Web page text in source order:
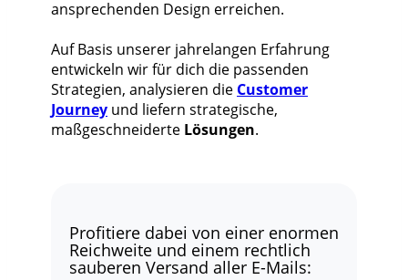
ansprechenden Design erreichen.
Auf Basis unserer jahrelangen Erfahrung
entwickeln wir für dich die passenden
Strategien, analysieren die Customer
Journey und liefern strategische,
maßgeschneiderte Lösungen.
Profitiere dabei von einer enormen
Reichweite und einem rechtlich
sauberen Versand aller E-Mails: